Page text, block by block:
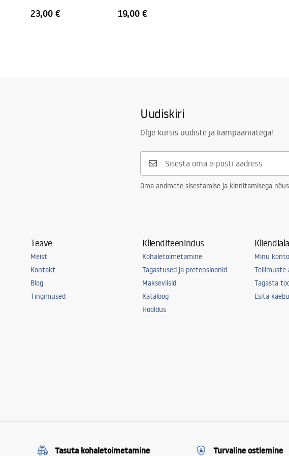
23,00 € 19,00 €
Uudiskiri
Olge kursis uudiste ja kampaaniatega!
Oma andmete sisestamise ja kinnitamisega
Teave
Meist
Kontakt
Blog
Tingimused
Klienditeenindus
Kohaletoimetamine
Tagastused ja pretensioonid
Makseviisid
Kataloog
Hooldus
Kliendiala
Minu konto
Tellimuste
Tagasta
Esita
Tasuta kohaletoimetamine Turvaline ostlemine